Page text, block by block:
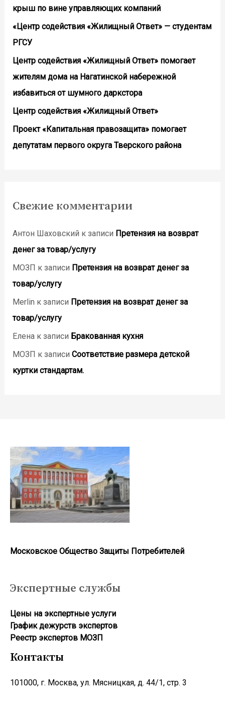
крыш по вине управляющих компаний
«Центр содействия «Жилищный Ответ» — студентам
РГСУ
Центр содействия «Жилищный Ответ» помогает
жителям дома на Нагатинской набережной
избавиться от шумного даркстора
Центр содействия «Жилищный Ответ»
Проект «Капитальная правозащита» помогает
депутатам первого округа Тверского района
Свежие комментарии
Антон Шаховский к записи Претензия на возврат
денег за товар/услугу
МОЗП к записи Претензия на возврат денег за
товар/услугу
Merlin к записи Претензия на возврат денег за
товар/услугу
Еленак записи Бракованная кухня
МОЗП к записи Соответствие размера детской
куртки стандартам.
Московское Общество Защиты Потребителей
Экспертные службы
Цены на экспертные услуги
График дежурств экспертов
Реестр экcпертов МОЗП
Контакты
101000, г. Москва, ул. Мясницкая, д. 44/1, стр. 3